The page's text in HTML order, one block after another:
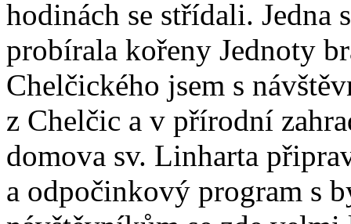
hodinách se střídali. Jedna
probírala kořeny Jednoty
Chelčického jsem s
z Chelčic a v přírodní
domova sv. Linharta
a odpočinkový program s